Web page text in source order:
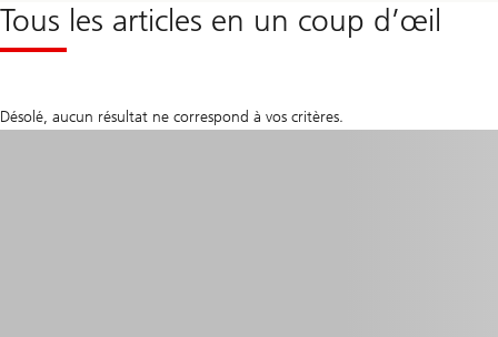
Tous les articles en un coup d’œil
Désolé, aucun résultat ne correspond à vos critères.